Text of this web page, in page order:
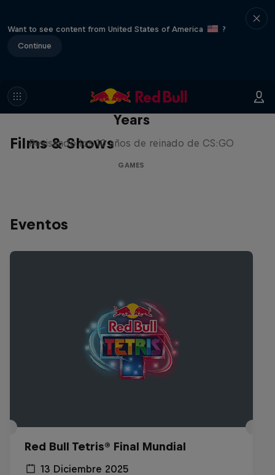
Want to see content from United States of America
?
Continue
Films & Shows
Memories of CS:GO – The Early
Years
Revisando los 10 años de reinado de CS:GO
GAMES
Eventos
Red Bull Tetris® Final Mundial
13 Diciembre 2025